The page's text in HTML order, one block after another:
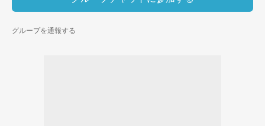
グループを通報する